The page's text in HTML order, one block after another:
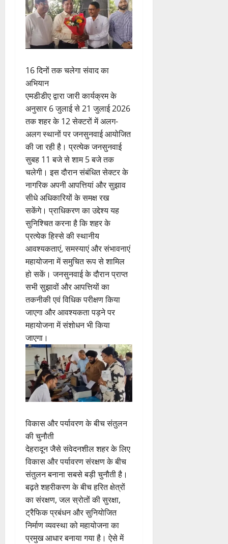
16 दिनों तक चलेगा संवाद का
अभियान
एमडीडीए द्वारा जारी कार्यक्रम के
अनुसार 6 जुलाई से 21 जुलाई 2026
तक शहर के 12 सेक्टरों में अलग-
अलग स्थानों पर जनसुनवाई आयोजित
की जा रही है। प्रत्येक जनसुनवाई
सुबह 11 बजे से शाम 5 बजे तक
चलेगी। इस दौरान संबंधित सेक्टर के
नागरिक अपनी आपत्तियां और सुझाव
सीधे अधिकारियों के समक्ष रख
सकेंगे। प्राधिकरण का उद्देश्य यह
सुनिश्चित करना है कि शहर के
प्रत्येक हिस्से की स्थानीय
आवश्यकताएं, समस्याएं और संभावनाएं
महायोजना में समुचित रूप से शामिल
हो सकें। जनसुनवाई के दौरान प्राप्त
सभी सुझावों और आपत्तियों का
तकनीकी एवं विधिक परीक्षण किया
जाएगा और आवश्यकता पड़ने पर
महायोजना में संशोधन भी किया
जाएगा।
विकास और पर्यावरण के बीच संतुलन
की चुनौती
देहरादून जैसे संवेदनशील शहर के लिए
विकास और पर्यावरण संरक्षण के बीच
संतुलन बनाना सबसे बड़ी चुनौती है।
बढ़ते शहरीकरण के बीच हरित क्षेत्रों
का संरक्षण, जल स्रोतों की सुरक्षा,
ट्रैफिक प्रबंधन और सुनियोजित
निर्माण व्यवस्था को महायोजना का
प्रमुख आधार बनाया गया है। ऐसे में